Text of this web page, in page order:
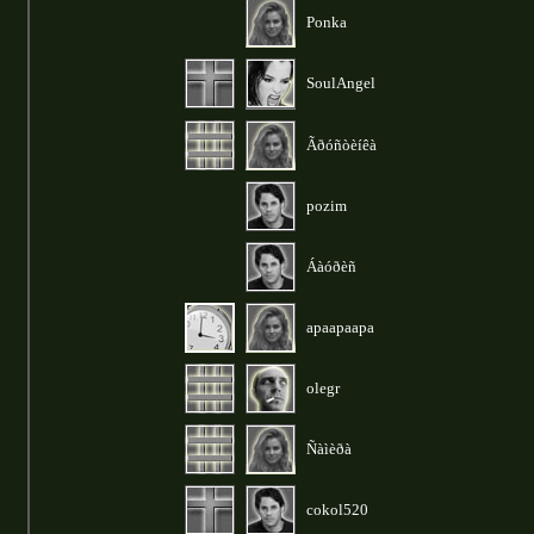
Ponka
SoulAngel
Ãðóñòèíêà
pozim
Áàóðèñ
apaapaapa
olegr
Ñàìèðà
cokol520